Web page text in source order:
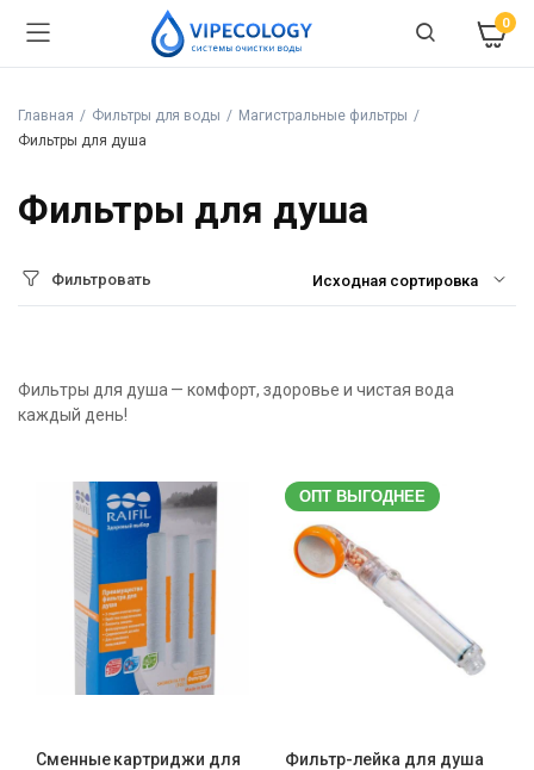
0
Главная Фильтры для воды
Магистральные фильтры
Фильтры для душа
Фильтры для душа
Фильтровать
Фильтры для душа — комфорт, здоровье и чистая вода
каждый день!
Сменные картриджи для
ОПТ ВЫГОДНЕЕ
Фильтр-лейка для душа